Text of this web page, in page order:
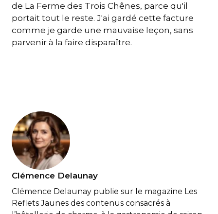
de La Ferme des Trois Chênes, parce qu'il
portait tout le reste. J'ai gardé cette facture
comme je garde une mauvaise leçon, sans
parvenir à la faire disparaître.
Clémence Delaunay
Clémence Delaunay publie sur le magazine Les
Reflets Jaunes des contenus consacrés à